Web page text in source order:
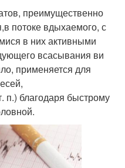
преимущественно
потоке вдыхаемого, с
в них активными
всасывания ви
применяется для
п.) благодаря быстрому